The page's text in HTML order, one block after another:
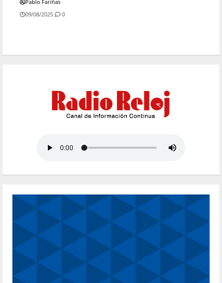
Pablo Fariñas
09/08/2025
0